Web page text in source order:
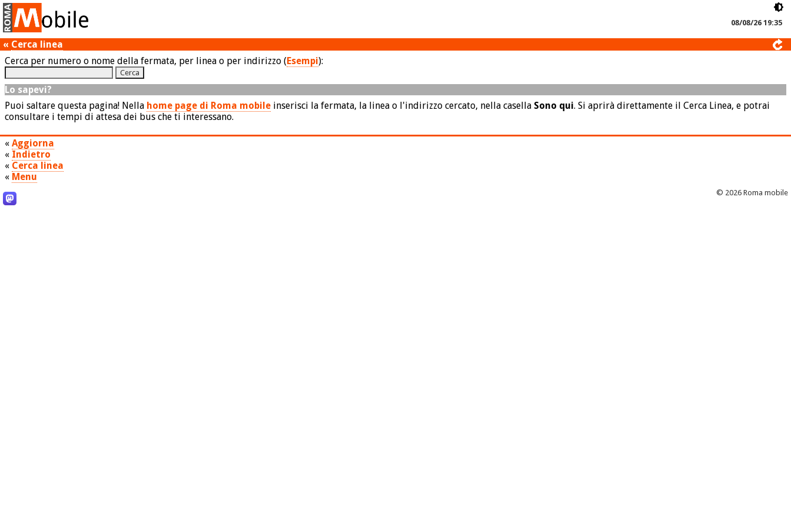
08/08/26 19:35
« Cerca linea
Cerca per numero o nome della fermata, per linea o per indirizzo (Esempi):
Lo sapevi?
Puoi saltare questa pagina! Nella home page di Roma mobile inserisci la fermata, la linea o l'indirizzo cercato, nella casella Sono qui. Si aprirà direttamente il Cerca Linea, e potrai
consultare i tempi di attesa dei bus che ti interessano.
« Aggiorna
« Indietro
« Cerca linea
« Menu
© 2026 Roma mobile